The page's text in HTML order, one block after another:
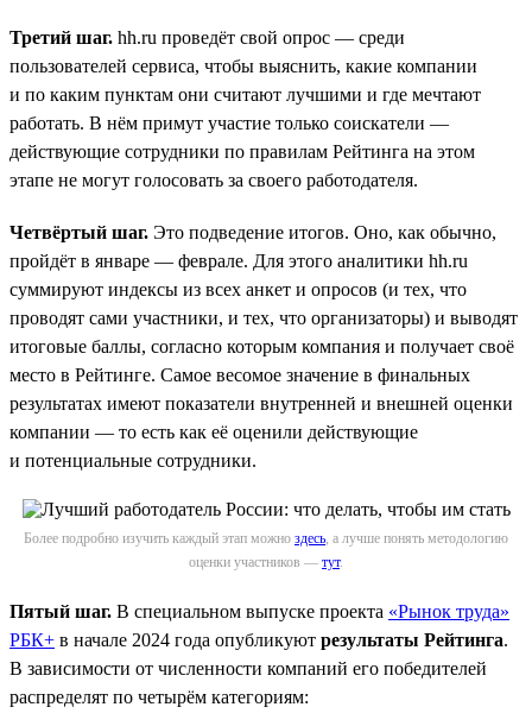
Третий шаг. hh.ru проведёт свой опрос — среди
пользователей сервиса, чтобы выяснить, какие компании
и по каким пунктам они считают лучшими и где мечтают
работать. В нём примут участие только соискатели —
действующие сотрудники по правилам Рейтинга на этом
этапе не могут голосовать за своего работодателя.
Четвёртый шаг. Это подведение итогов. Оно, как обычно,
пройдёт в январе — феврале. Для этого аналитики hh.ru
суммируют индексы из всех анкет и опросов (и тех, что
проводят сами участники, и тех, что организаторы) и выводят
итоговые баллы, согласно которым компания и получает своё
место в Рейтинге. Самое весомое значение в финальных
результатах имеют показатели внутренней и внешней оценки
компании — то есть как её оценили действующие
и потенциальные сотрудники.
Более подробно изучить каждый этап можно здесь, а лучше понять методологию
оценки участников — тут.
Пятый шаг. В специальном выпуске проекта «Рынок труда»
РБК+ в начале 2024 года опубликуют результаты Рейтинга.
В зависимости от численности компаний его победителей
распределят по четырём категориям: